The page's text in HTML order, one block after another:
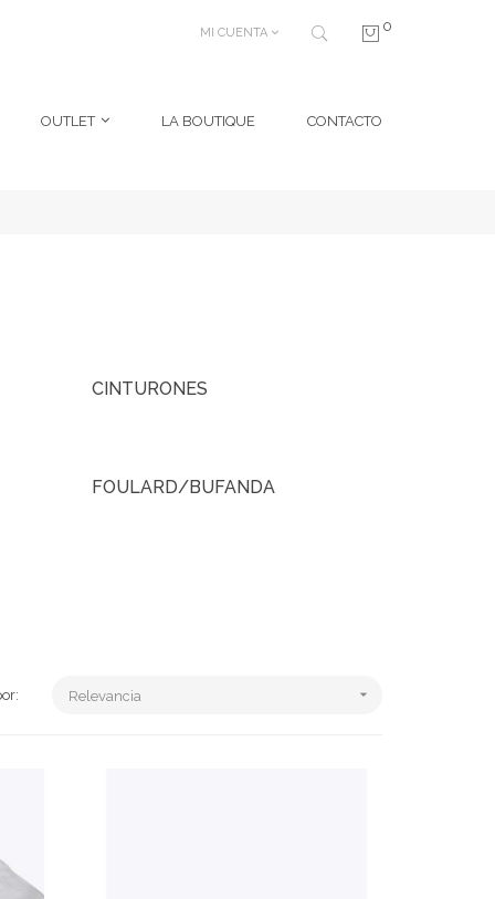
MI CUENTA 0
OUTLET LA BOUTIQUE CONTACTO
CINTURONES
FOULARD/BUFANDA
Relevancia 